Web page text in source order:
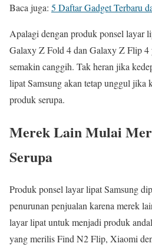
Baca juga: 5 Daftar Gadget Terbaru
Apalagi dengan produk ponsel layar
Galaxy Z Fold 4 dan Galaxy Z Flip
semakin canggih. Tak heran jika
lipat Samsung akan tetap unggul jika
produk serupa.
Merek Lain Mulai
Serupa
Produk ponsel layar lipat Samsung
penurunan penjualan karena merek
layar lipat untuk menjadi produk
yang merilis Find N2 Flip, Xiaomi